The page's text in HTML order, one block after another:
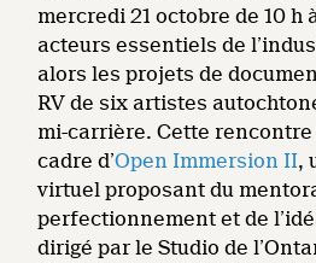
mercredi 21 octobre de 10 h
acteurs essentiels de
alors les projets de
RV de six artistes
mi-carrière. Cette rencontre
cadre d’Open Immersion II,
virtuel proposant du
perfectionnement et de
dirigé par le Studio de